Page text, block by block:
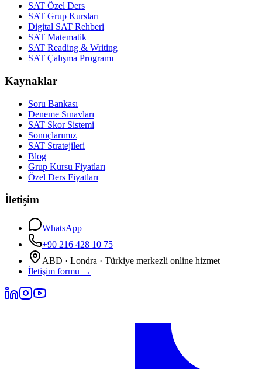
SAT Özel Ders
SAT Grup Kursları
Digital SAT Rehberi
SAT Matematik
SAT Reading & Writing
SAT Çalışma Programı
Kaynaklar
Soru Bankası
Deneme Sınavları
SAT Skor Sistemi
Sonuçlarımız
SAT Stratejileri
Blog
Grup Kursu Fiyatları
Özel Ders Fiyatları
İletişim
WhatsApp
+90 216 428 10 75
ABD · Londra · Türkiye merkezli online hizmet
İletişim formu →